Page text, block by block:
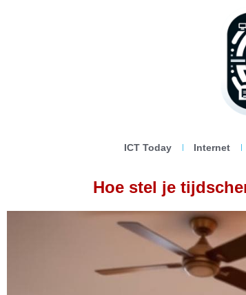
ICT Today Internet
Hoe stel je